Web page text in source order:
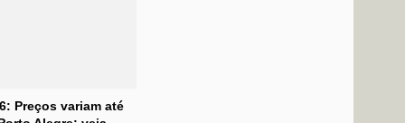
Preços variam até